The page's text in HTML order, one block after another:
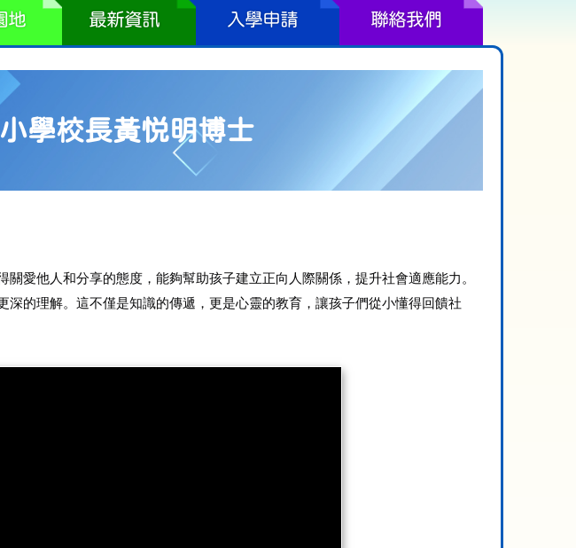
地 最新資訊 入學申請 聯絡我們
學校長黃悦明博士
愛他人和分享的態度，能夠幫助孩子建立正向人際關係，提升社會適應能力。
的理解。這不僅是知識的傳遞，更是心靈的教育，讓孩子們從小懂得回饋社